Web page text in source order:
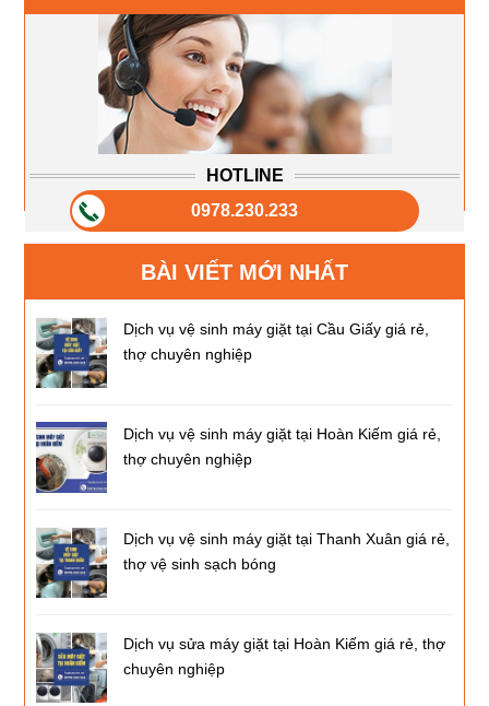
HOTLINE
0978.230.233
BÀI VIẾT MỚI NHẤT
Dịch vụ vệ sinh máy giặt tại Cầu Giấy giá rẻ,
thợ chuyên nghiệp
Dịch vụ vệ sinh máy giặt tại Hoàn Kiếm giá rẻ,
thợ chuyên nghiệp
Dịch vụ vệ sinh máy giặt tại Thanh Xuân giá rẻ,
thợ vệ sinh sạch bóng
Dịch vụ sửa máy giặt tại Hoàn Kiếm giá rẻ, thợ
chuyên nghiệp